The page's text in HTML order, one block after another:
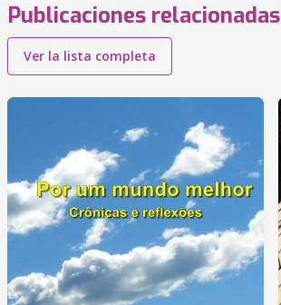
Publicaciones relacionadas
Ver la lista completa